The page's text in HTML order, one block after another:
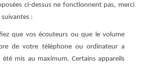
ci-dessus ne fonctionnent pas, merci
suivantes :
que vos écouteurs ou que le volume
de votre téléphone ou ordinateur a
été mis au maximum. Certains appareils